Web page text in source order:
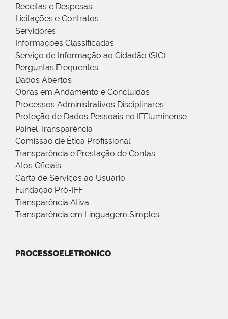
Receitas e Despesas
Licitações e Contratos
Servidores
Informações Classificadas
Serviço de Informação ao Cidadão (SIC)
Perguntas Frequentes
Dados Abertos
Obras em Andamento e Concluídas
Processos Administrativos Disciplinares
Proteção de Dados Pessoais no IFFluminense
Painel Transparência
Comissão de Ética Profissional
Transparência e Prestação de Contas
Atos Oficiais
Carta de Serviços ao Usuário
Fundação Pró-IFF
Transparência Ativa
Transparência em Linguagem Simples
PROCESSOELETRONICO